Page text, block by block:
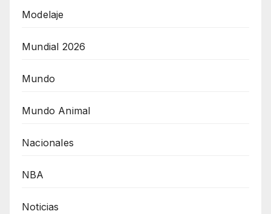
Modelaje
Mundial 2026
Mundo
Mundo Animal
Nacionales
NBA
Noticias